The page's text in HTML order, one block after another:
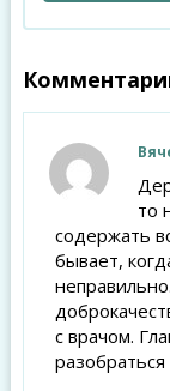
то
содержать
бывает,
с врачом.